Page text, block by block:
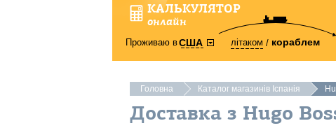
КАЛЬКУЛЯТОР
онлайн
Проживаю вСША літаком кораблем
Головна Каталог магазинів Іспанія
Доставка з Hugo